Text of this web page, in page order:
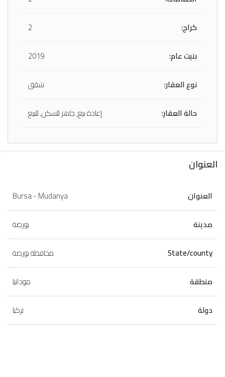
كراج:
2
بنيت عام:
2019
نوع العقار:
شقق
حالة العقار:
إعادة بيع, جاهز للسكن, للبيع
العنوان
العنوان
Bursa - Mudanya
مدينة
بورصة
State/county
محافظة بورصة
منطقة
مودانيا
دولة
تركيا